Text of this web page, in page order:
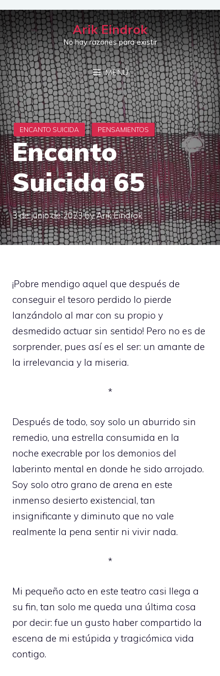
Saltar
al
contenido
Arik Eindrok
No hay razones para existir
MENÚ
Encanto
Suicida 65
3 de junio de 2023byArik Eindrok
¡Pobre mendigo aquel que después de
conseguir el tesoro perdido lo pierde
lanzándolo al mar con su propio y
desmedido actuar sin sentido! Pero no es de
sorprender, pues así es el ser: un amante de
la irrelevancia y la miseria.
*
Después de todo, soy solo un aburrido sin
remedio, una estrella consumida en la
noche execrable por los demonios del
laberinto mental en donde he sido arrojado.
Soy solo otro grano de arena en este
inmenso desierto existencial, tan
insignificante y diminuto que no vale
realmente la pena sentir ni vivir nada.
*
Mi pequeño acto en este teatro casi llega a
su fin, tan solo me queda una última cosa
por decir: fue un gusto haber compartido la
escena de mi estúpida y tragicómica vida
contigo.